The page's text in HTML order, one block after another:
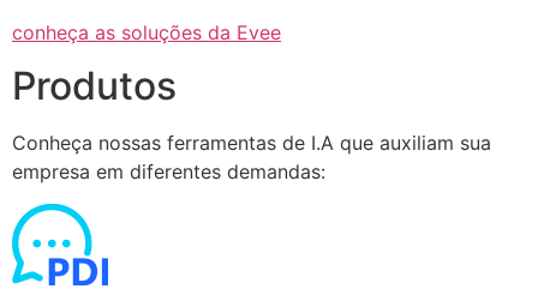
conheça as soluções da Evee
Produtos
Conheça nossas ferramentas de I.A que auxiliam sua
empresa em diferentes demandas: